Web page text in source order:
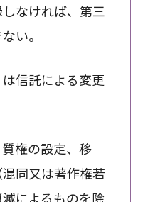
なければ、第三
い。
信託による変更
権の設定、移
同又は著作権若
によるものを除